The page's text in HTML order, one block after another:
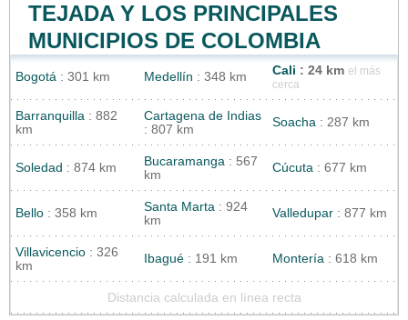
TEJADA Y LOS PRINCIPALES
MUNICIPIOS DE COLOMBIA
Bogotá : 301 km Medellín : 348 km Cali : 24 km el más
cerca
Barranquilla : 882
km
Cartagena de Indias
: 807 km
Soacha : 287 km
Soledad : 874 km Bucaramanga : 567
km
Cúcuta : 677 km
Bello : 358 km Santa Marta : 924
km
Valledupar : 877 km
Villavicencio : 326
km
Ibagué : 191 km Montería : 618 km
Distancia calculada en línea recta